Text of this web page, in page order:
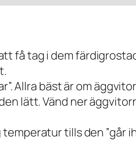
få tag i dem
Allra bäst är om
lätt. Vänd ner
tills den ”går